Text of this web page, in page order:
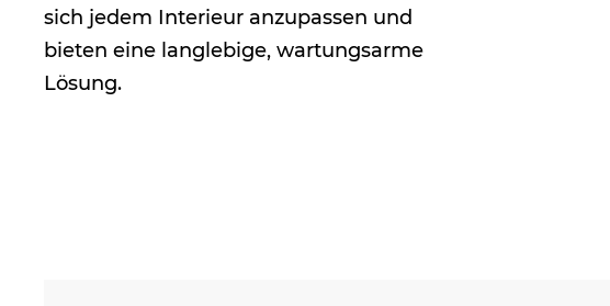
sich jedem Interieur anzupassen und
bieten eine langlebige, wartungsarme
Lösung.